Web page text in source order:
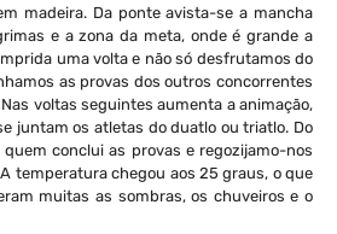
madeira. Da ponte avista-se a mancha
e a zona da meta, onde é grande a
uma volta e não só desfrutamos do
as provas dos outros concorrentes
voltas seguintes aumenta a animação,
juntam os atletas do duatlo ou triatlo. Do
conclui as provas e regozijamo-nos
temperatura chegou aos 25 graus, o que
muitas as sombras, os chuveiros e o